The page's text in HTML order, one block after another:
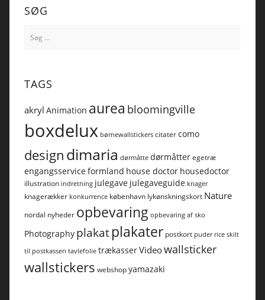
SØG
Søg
efter:
TAGS
akryl Animation aurea bloomingville
boxdelux børnewallstickers citatercomo
design dimaria dørmåtte dørmåtteregetræ
engangsserviceformland house doctor housedoctor
illustration indretning julegave julegaveguide knager
knagerækker konkurrence københavn lykønskningskort Nature
nordal nyheder opbevaring opbevaring af sko
Photography plakatplakater postkort puder rice skilt
til postkassen tavlefolie trækasserVideowallsticker
wallstickers webshopyamazaki